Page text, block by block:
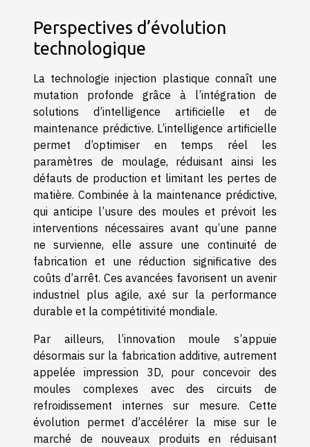
Perspectives d’évolution
technologique
La technologie injection plastique connaît une
mutation profonde grâce à l’intégration de
solutions d’intelligence artificielle et de
maintenance prédictive. L’intelligence artificielle
permet d’optimiser en temps réel les
paramètres de moulage, réduisant ainsi les
défauts de production et limitant les pertes de
matière. Combinée à la maintenance prédictive,
qui anticipe l’usure des moules et prévoit les
interventions nécessaires avant qu’une panne
ne survienne, elle assure une continuité de
fabrication et une réduction significative des
coûts d’arrêt. Ces avancées favorisent un avenir
industriel plus agile, axé sur la performance
durable et la compétitivité mondiale.
Par ailleurs, l’innovation moule s’appuie
désormais sur la fabrication additive, autrement
appelée impression 3D, pour concevoir des
moules complexes avec des circuits de
refroidissement internes sur mesure. Cette
évolution permet d’accélérer la mise sur le
marché de nouveaux produits en réduisant